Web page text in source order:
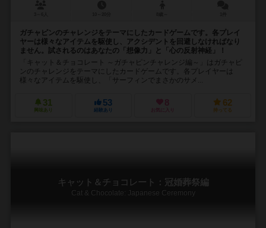
ガチャピンのチャレンジをテーマにしたカードゲームです。各プレイ
ヤーは様々なアイテムを駆使し、アクシデントを回避しなければなり
ません。試されるのはあなたの「想像力」と「心の反射神経」！
「キャット＆チョコレート ～ガチャピンチャレンジ編～」はガチャピ
ンのチャレンジをテーマにしたカードゲームです。各プレイヤーは
様々なアイテムを駆使し、「サーフィンでまさかのサメ...
31
興味あり
53
経験あり
8
お気に入り
62
持ってる
キャット＆チョコレート：冠婚葬祭編
Cat & Chocolate: Japanese Ceremony